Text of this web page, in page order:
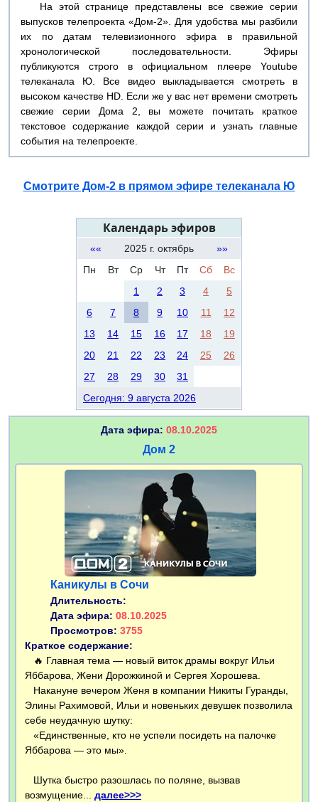
На этой странице представлены все свежие серии
выпусков телепроекта «Дом-2». Для удобства мы разбили
их по датам телевизионного эфира в правильной
хронологической последовательности. Эфиры
публикуются строго в официальном плеере Youtube
телеканала Ю. Все видео выкладывается смотреть в
высоком качестве HD. Если же у вас нет времени смотреть
свежие серии Дома 2, вы можете почитать краткое
текстовое содержание каждой серии и узнать главные
события на телепроекте.
Смотрите Дом-2 в прямом эфире телеканала Ю
Календарь эфиров
«« 2025 г. октябрь
»»
Пн
Вт Ср Чт Пт Сб
Вс
1
2 3 4
5
6
7 8 9 10 11
12
13
14 15 16 17 18
19
20
21 22 23 24 25
26
27
28 29 30
31
Сегодня: 9 августа 2026
Дата эфира: 08.10.2025
Дом 2
Каникулы в Сочи
Длительность:
Дата эфира: 08.10.2025
Просмотров: 3755
Краткое содержание:
🔥 Главная тема — новый виток драмы вокруг Ильи
Яббарова, Жени Дорожкиной и Сергея Хорошева.
Накануне вечером Женя в компании Никиты Гуранды,
Элины Рахимовой, Ильи и новеньких девушек позволила
себе неудачную шутку:
«Единственные, кто не успели посидеть на палочке
Яббарова — это мы».
Шутка быстро разошлась по поляне, вызвав
возмущение... далее>>>